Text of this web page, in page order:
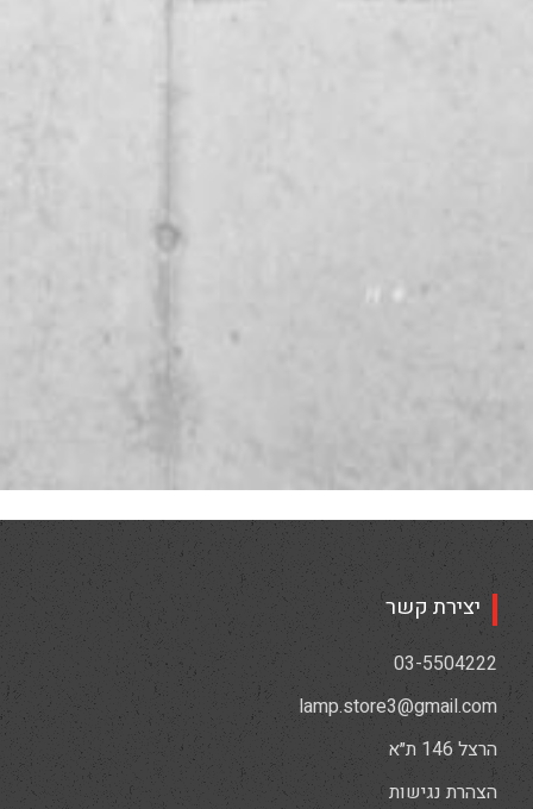
יצירת קשר
03-5504222
lamp.store3@gmail.com
הרצל 146 ת״א
הצהרת נגישות